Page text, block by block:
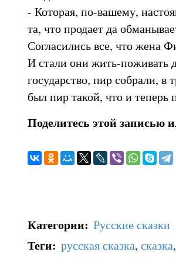
- Которая, по-вашему,
та, что продает да
Согласились все, что жена
И стали они жить-поживать
государство, пир собрали,
был пир такой, что и теперь
Поделитесь этой записью
Категории: Русские сказки
Теги: русская сказка, сказка,